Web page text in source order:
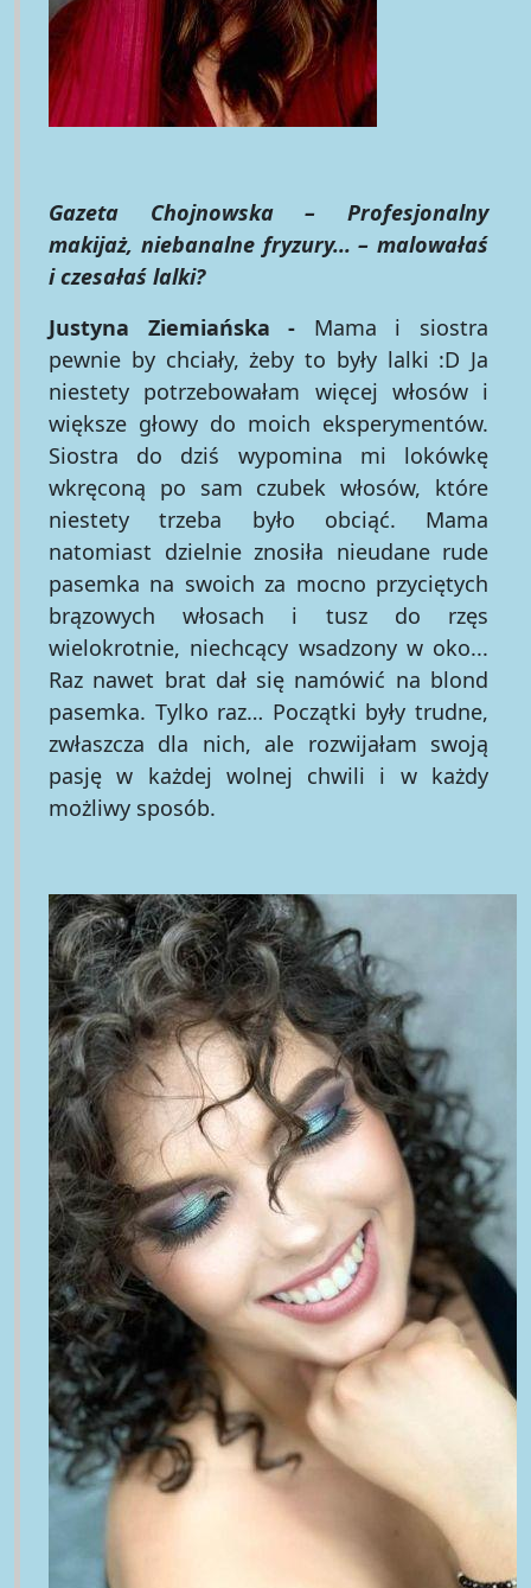
Gazeta Chojnowska – Profesjonalny
makijaż, niebanalne fryzury... – malowałaś
i czesałaś lalki?
Justyna Ziemiańska - Mama i siostra
pewnie by chciały, żeby to były lalki :D Ja
niestety potrzebowałam więcej włosów i
większe głowy do moich eksperymentów.
Siostra do dziś wypomina mi lokówkę
wkręconą po sam czubek włosów, które
niestety trzeba było obciąć. Mama
natomiast dzielnie znosiła nieudane rude
pasemka na swoich za mocno przyciętych
brązowych włosach i tusz do rzęs
wielokrotnie, niechcący wsadzony w oko...
Raz nawet brat dał się namówić na blond
pasemka. Tylko raz… Początki były trudne,
zwłaszcza dla nich, ale rozwijałam swoją
pasję w każdej wolnej chwili i w każdy
możliwy sposób.